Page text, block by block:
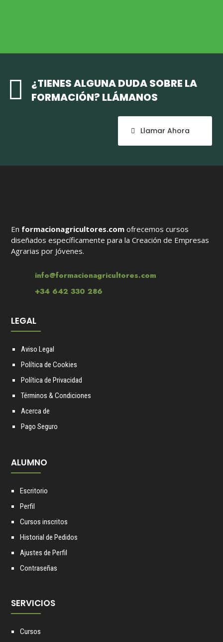

¿TIENES ALGUNA DUDA SOBRE LA
FORMACIÓN? LLÁMANOS
Llamar Ahora
En formacionagricultores.com ofrecemos cursos
diseñados específicamente para la Creación de Empresas
Agrarias por Jóvenes.
info@formacionagricultores.com
+34 642 330 286
LEGAL
Aviso Legal
Política de Cookies
Política de Privacidad
Términos & Condiciones
Acerca de
Pago Seguro
ALUMNO
Escritorio
Perfil
Cursos inscritos
Historial de Pedidos
Ajustes de Perfil
Contraseñas
SERVICIOS
Cursos